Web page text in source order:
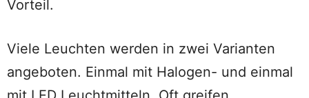
Vorteil.
Viele Leuchten werden in zwei Varianten
angeboten. Einmal mit Halogen- und einmal